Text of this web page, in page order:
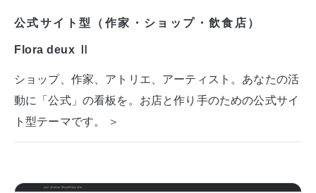
公式サイト型（作家・ショップ・飲食店）
Flora deux Ⅱ
ショップ、作家、アトリエ、アーティスト。あなたの活
動に「公式」の看板を。お店と作り手のための公式サイ
ト型テーマです。 ＞